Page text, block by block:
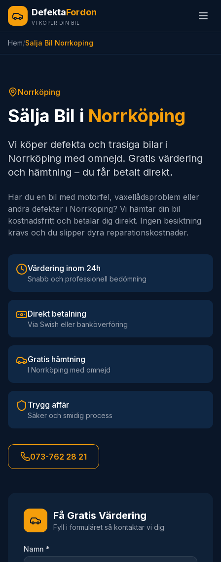
DefektaFordon
VI KÖPER DIN BIL
Hem/Salja Bil Norrkoping
Norrköping
Sälja Bil i Norrköping
Vi köper defekta och trasiga bilar i
Norrköping med omnejd. Gratis värdering
och hämtning – du får betalt direkt.
Har du en bil med motorfel, växellådsproblem eller
andra defekter i Norrköping? Vi hämtar din bil
kostnadsfritt och betalar dig direkt. Ingen besiktning
krävs och du slipper dyra reparationskostnader.
Värdering inom 24h
Snabb och professionell bedömning
Direkt betalning
Via Swish eller banköverföring
Gratis hämtning
I Norrköping med omnejd
Trygg affär
Säker och smidig process
073-762 28 21
Få Gratis Värdering
Fyll i formuläret så kontaktar vi dig
Namn *